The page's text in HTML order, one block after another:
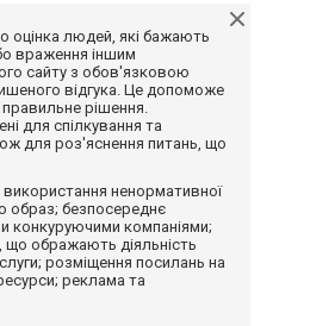
оцінка людей, які бажають
враження іншим
сайту з обов'язковою
відгука. Це допоможе
рішення.
для спілкування та
для роз'яснення питань, що
використання ненормативної
образ; безпосереднє
конкуруючими компаніями;
що ображають діяльність
розміщення посилань на
реклама та